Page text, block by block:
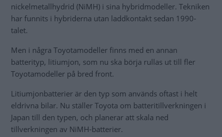
nickelmetallhydrid (NiMH) i sina hybridmodeller. Tekniken
har funnits i hybriderna utan laddkontakt sedan 1990-
talet.
Men i några Toyotamodeller finns med en annan
batterityp, litiumjon, som nu ska börja rullas ut till fler
Toyotamodeller på bred front.
Litiumjonbatterier är den typ som används oftast i helt
eldrivna bilar. Nu ställer Toyota om batteritillverkningen i
Japan till den typen, och planerar att skala ned
tillverkningen av NiMH-batterier.